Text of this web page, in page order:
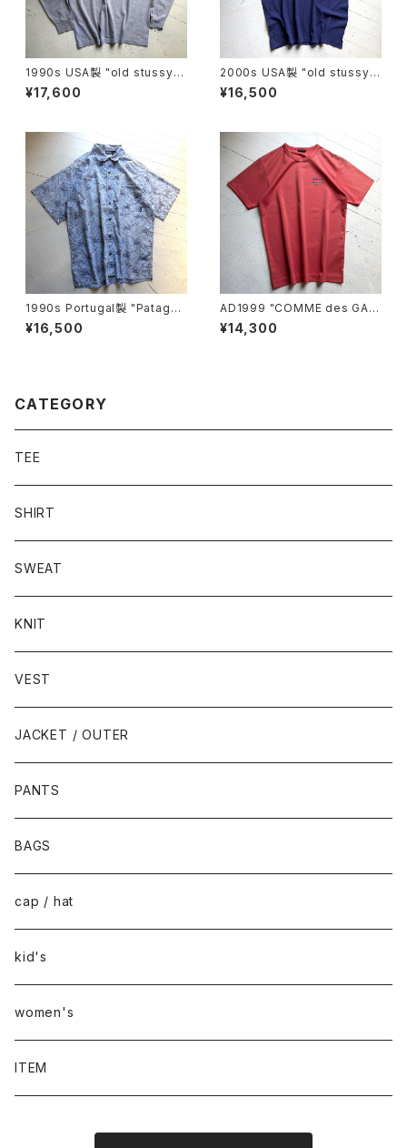
1990s USA製 "old stussy"
L/S shirt
¥17,600
2000s USA製 "old stussy"
S/S T-shirt
¥16,500
1990s Portugal製 "Patagon
ia" dreamtime shirt
¥16,500
AD1999 "COMME des GAR
ÇONS HOMME PLUS" S/S
T-shirt
¥14,300
CATEGORY
TEE
SHIRT
SWEAT
KNIT
VEST
JACKET / OUTER
PANTS
BAGS
cap / hat
kid's
women's
ITEM